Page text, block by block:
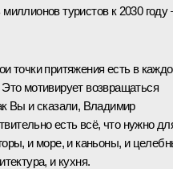
туристов к 2030 году
точки притяжения есть в
мотивирует возвращаться
Вы и сказали, Владимир
есть всё, что нужно
и море, и каньоны, и
и кухня.